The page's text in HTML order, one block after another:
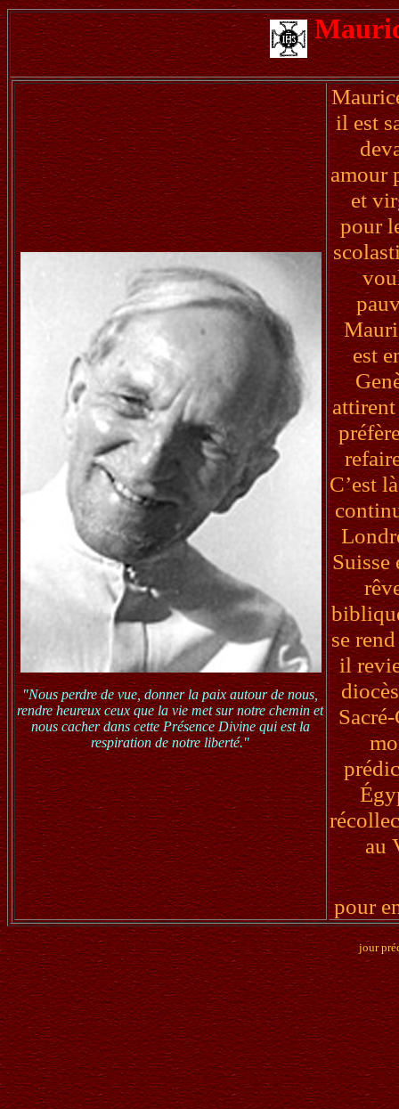
"Nous perdre de vue, donner la paix autour de nous,
rendre heureux ceux que la vie met sur notre chemin et
nous cacher dans cette Présence Divine qui est la
respiration de notre liberté."
il est
amour
et
pour
est
C’est
Suisse
se
il
au
pour
jour